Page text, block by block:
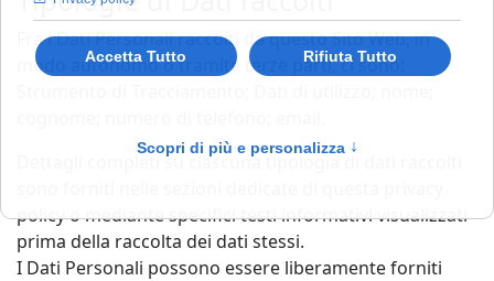
Accetta Tutto Rifiuta Tutto
Scopri di più e personalizza ↑
Fra i Dati Personali raccolti da questo Sito Web, in
modo autonomo o tramite terze parti, ci sono:
Dettagli completi su ciascuna tipologia di dati raccolti
policy o mediante specifici testi informativi visualizzati
prima della raccolta dei dati stessi.
I Dati Personali possono essere liberamente forniti